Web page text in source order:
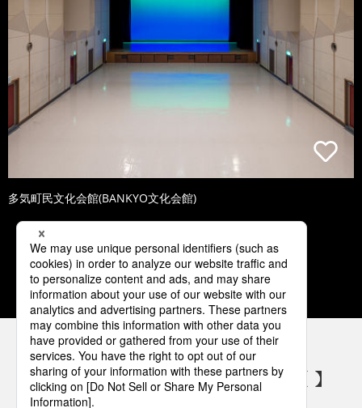
多気町民文化会館(BANKYO文化会館)
1 2 3 4 5
パナソニックの電気設備 SNSアカウント